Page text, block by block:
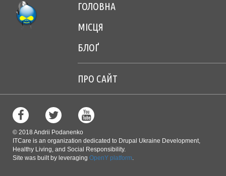
Footer
menu
center
ГОЛОВНА
МІСЦЯ
БЛОҐ
Footer
menu
right
ПРО САЙТ
© 2018 Andrii Podanenko
ITCare is an organization dedicated to Drupal Ukraine Development,
Healthy Living, and Social Responsibility.
Site was built by leveraging OpenY platform.